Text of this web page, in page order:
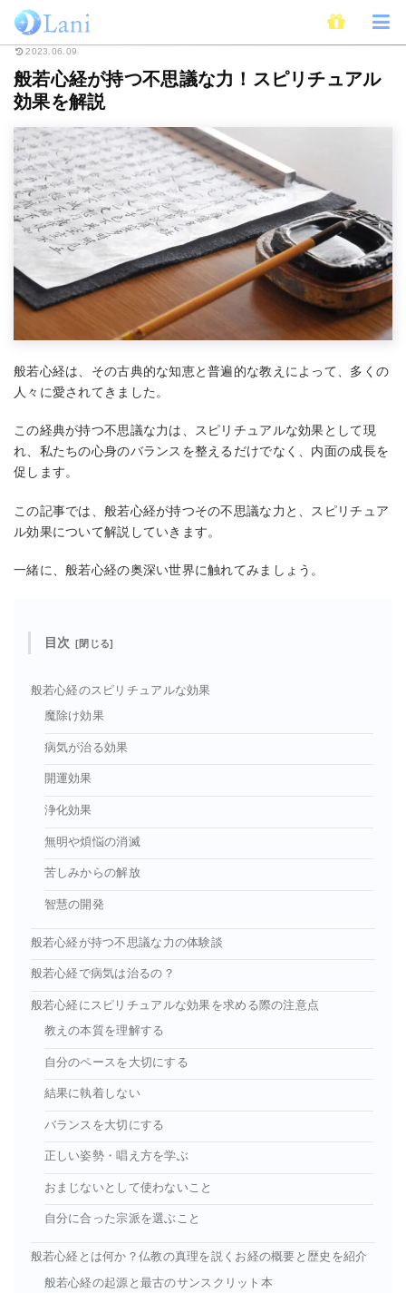
ホーム スピリチュアル 般若心経が持つ不思議な力！スピリチュアル効果
2023.06.09
般若心経が持つ不思議な力！スピリチュアル
効果を解説
般若心経は、その古典的な知恵と普遍的な教えによって、多くの
人々に愛されてきました。
この経典が持つ不思議な力は、スピリチュアルな効果として現
れ、私たちの心身のバランスを整えるだけでなく、内面の成長を
促します。
この記事では、般若心経が持つその不思議な力と、スピリチュア
ル効果について解説していきます。
一緒に、般若心経の奥深い世界に触れてみましょう。
目次
般若心経のスピリチュアルな効果
魔除け効果
病気が治る効果
開運効果
浄化効果
無明や煩悩の消滅
苦しみからの解放
智慧の開発
般若心経が持つ不思議な力の体験談
般若心経で病気は治るの？
般若心経にスピリチュアルな効果を求める際の注意点
教えの本質を理解する
自分のペースを大切にする
結果に執着しない
バランスを大切にする
正しい姿勢・唱え方を学ぶ
おまじないとして使わないこと
自分に合った宗派を選ぶこと
般若心経とは何か？仏教の真理を説くお経の概要と歴史を紹介
般若心経の起源と最古のサンスクリット本